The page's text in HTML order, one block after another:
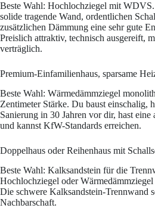
Beste Wahl: Hochlochziegel mit
solide tragende Wand, ordentlichen
zusätzlichen Dämmung eine sehr gute
Preislich attraktiv, technisch ausgereift,
verträglich.
Premium-Einfamilienhaus, sparsame
Beste Wahl: Wärmedämmziegel
Zentimeter Stärke. Du baust einschalig,
Sanierung in 30 Jahren vor dir, hast eine
und kannst KfW-Standards erreichen.
Doppelhaus oder Reihenhaus mit
Beste Wahl: Kalksandstein für die
Hochlochziegel oder
Die schwere Kalksandstein-Trennwand
Nachbarschaft.